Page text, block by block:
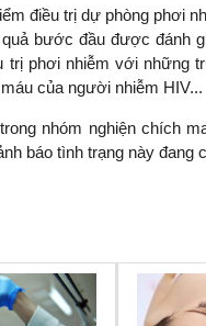
điều trị dự phòng phơi
bước đầu được đánh
trị phơi nhiễm với những
của người nhiễm HIV...
nhóm nghiện chích
báo tình trạng này đang
Nguyễn Đức Độ - Phó
Viện Kinh tế Tài chính
"Có rất nhiều việc
khuyến khích đổi
khởi nghiệp..."